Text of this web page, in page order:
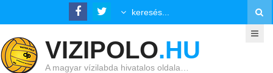
VIZIPOLO.HU
A magyar vízilabda hivatalos oldala…